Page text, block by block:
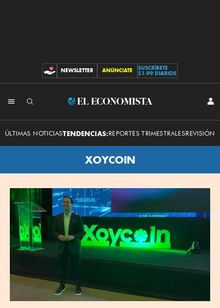
CONTRIBUCIONES
NEWSLETTER ANÚNCIATE
SUSCRÍBETE
$1.99 DIARIOS
El
Economista
ÚLTIMAS NOTICIASTENDENCIAS:REPORTES TRIMESTRALESREVISIÓN
XOYCOIN